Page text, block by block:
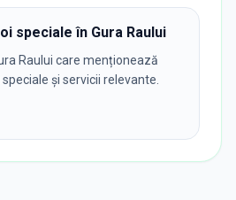
speciale în Gura Raului
Raului care menționează
și servicii relevante.